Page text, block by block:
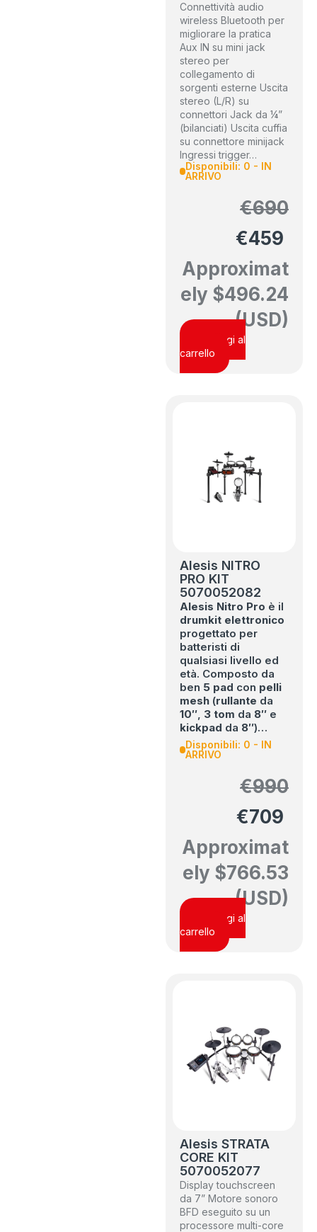
Connettività audio
wireless Bluetooth per
migliorare la pratica
Aux IN su mini jack
stereo per
collegamento di
sorgenti esterne Uscita
stereo (L/R) su
connettori Jack da ¼”
(bilanciati) Uscita cuffia
su connettore minijack
Ingressi trigger…
Disponibili: 0 - IN
ARRIVO
€690
€459
Approximat
ely $496.24
(USD)
Aggiungi al
carrello
Alesis NITRO
PRO KIT
5070052082
Alesis Nitro Pro è il
drumkit elettronico
progettato per
batteristi di
qualsiasi livello ed
età. Composto da
ben 5 pad con pelli
mesh (rullante da
10″, 3 tom da 8″ e
kickpad da 8″)…
Disponibili: 0 - IN
ARRIVO
€990
€709
Approximat
ely $766.53
(USD)
Aggiungi al
carrello
Alesis STRATA
CORE KIT
5070052077
Display touchscreen
da 7” Motore sonoro
BFD eseguito su un
processore multi-core